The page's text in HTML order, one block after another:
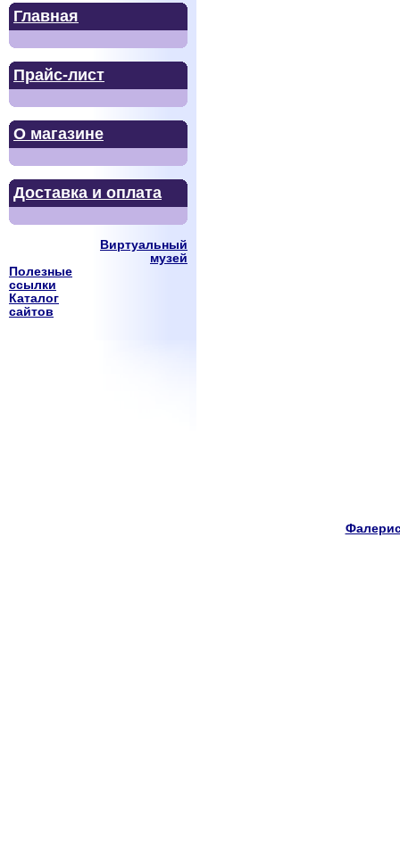
Главная
Прайс-лист
О магазине
Доставка и оплата
Виртуальный
музей
Полезные
ссылки
Каталог
сайтов